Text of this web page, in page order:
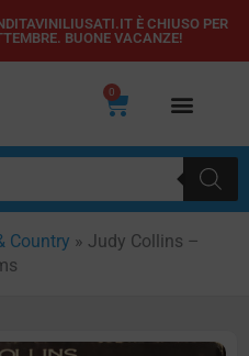
È CHIUSO PER
BUONE VACANZE!
0
Carrello
Country » Judy Collins –